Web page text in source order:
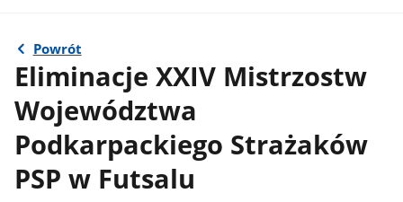
Powrót
Eliminacje XXIV Mistrzostw
Województwa
Podkarpackiego Strażaków
PSP w Futsalu